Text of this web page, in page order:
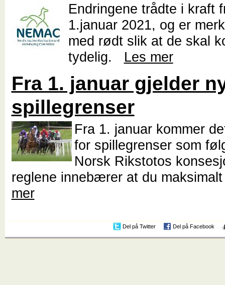
Endringene trådte i kraft
1.januar 2021, og er
med rødt slik at de skal
tydelig. Les mer
Fra 1. januar gjelder
spillegrenser
Fra 1. januar kommer
for spillegrenser som
Norsk Rikstotos
reglene innebærer at du
mer
Del på Twitter Del på Facebook